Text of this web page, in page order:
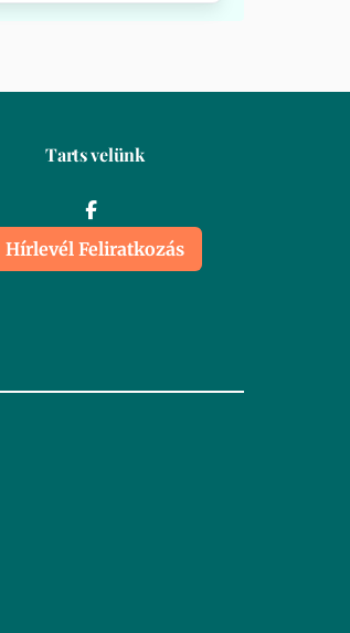
Tarts velünk
Hírlevél Feliratkozás